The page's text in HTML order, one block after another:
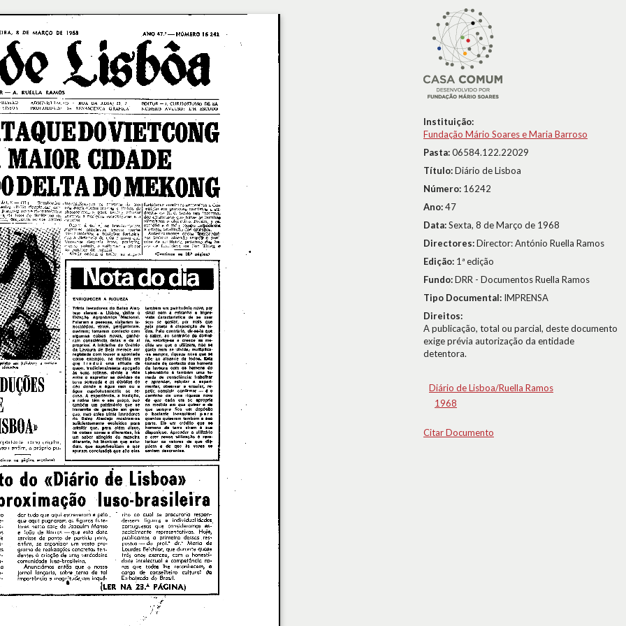
Instituição:
Fundação Mário Soares e Maria Barroso
Pasta:06584.122.22029
Título:Diário de Lisboa
Número: 16242
Ano:47
Data:Sexta, 8 de Março de 1968
Directores:Director: António Ruella Ramos
Edição: 1ª edição
Fundo:DRR - Documentos Ruella Ramos
Tipo Documental: IMPRENSA
Direitos:
A publicação, total ou parcial, deste documento
exige prévia autorização da entidade
detentora.
Diário de Lisboa/Ruella Ramos
1968
Citar Documento